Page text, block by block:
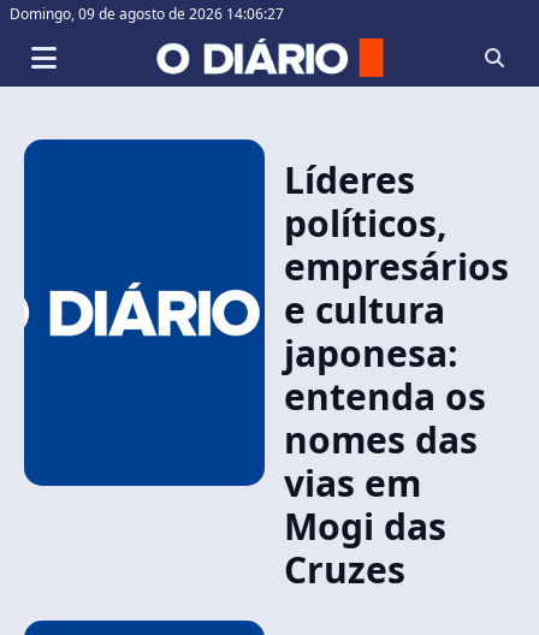
Domingo,09 de agosto de 2026 14:06:27
Líderes
políticos,
empresários
e cultura
japonesa:
entenda os
nomes das
vias em
Mogi das
Cruzes